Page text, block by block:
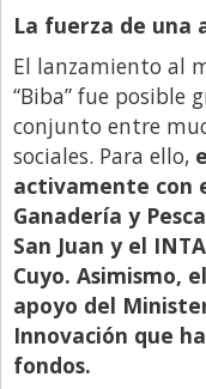
La fuerza de
El lanzamiento al
“Biba” fue posible
conjunto entre
sociales. Para ello,
activamente con
Ganadería y
San Juan y el
Cuyo. Asimismo,
apoyo del
Innovación que
fondos.